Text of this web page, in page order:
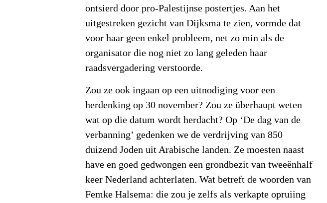
ontsierd door pro-Palestijnse postertjes. Aan het
uitgestreken gezicht van Dijksma te zien, vormde dat
voor haar geen enkel probleem, net zo min als de
organisator die nog niet zo lang geleden haar
raadsvergadering verstoorde.
Zou ze ook ingaan op een uitnodiging voor een
herdenking op 30 november? Zou ze überhaupt weten
wat op die datum wordt herdacht? Op ‘De dag van de
verbanning’ gedenken we de verdrijving van 850
duizend Joden uit Arabische landen. Ze moesten naast
have en goed gedwongen een grondbezit van tweeënhalf
keer Nederland achterlaten. Wat betreft de woorden van
Femke Halsema: die zou je zelfs als verkapte opruiing